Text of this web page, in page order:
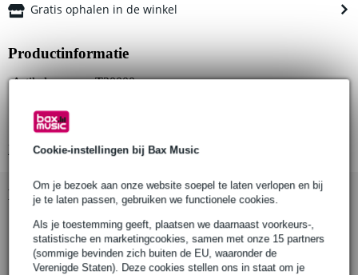
Cookie-instellingen bij Bax Music
Om je bezoek aan onze website soepel te laten verlopen en bij
je te laten passen, gebruiken we functionele cookies.
Als je toestemming geeft, plaatsen we daarnaast voorkeurs-,
statistische en marketingcookies, samen met onze 15 partners
(sommige bevinden zich buiten de EU, waaronder de
Verenigde Staten). Deze cookies stellen ons in staat om je
Gratis ophalen in de winkel
Productinformatie
Artikelnummer: T20000
Materiaal: aluminium
Bekijk alle productspecificaties
Bekijk ook eens (1)